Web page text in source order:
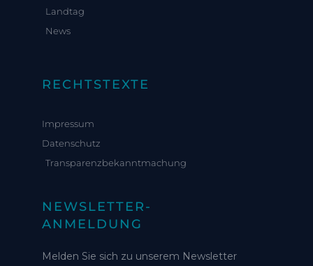
Landtag
News
RECHTSTEXTE
Impressum
Datenschutz
Transparenzbekanntmachung
NEWSLETTER-
ANMELDUNG
Melden Sie sich zu unserem Newsletter